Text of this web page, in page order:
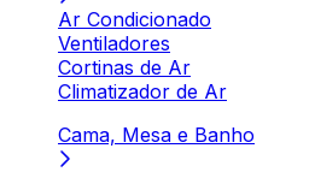
Ar Condicionado
Ventiladores
Cortinas de Ar
Climatizador de Ar
Cama, Mesa e Banho